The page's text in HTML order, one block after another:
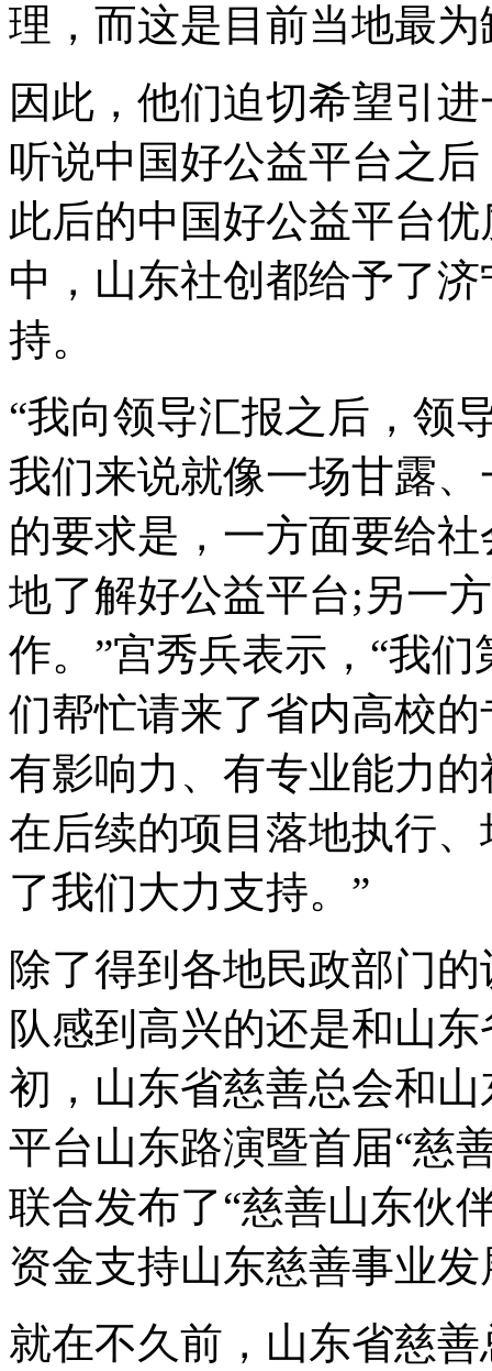
理，而这是目前当地最
因此，他们迫切希望引
听说中国好公益平台之
此后的中国好公益平台
中，山东社创都给予了
持。
“我向领导汇报之后，领
我们来说就像一场甘露
的要求是，一方面要给
地了解好公益平台;另一
作。”宫秀兵表示，“我
们帮忙请来了省内高校
有影响力、有专业能力
在后续的项目落地执行
了我们大力支持。”
除了得到各地民政部门
队感到高兴的还是和山
初，山东省慈善总会和
平台山东路演暨首届“慈
联合发布了“慈善山东伙
资金支持山东慈善事业发
就在不久前，山东省慈